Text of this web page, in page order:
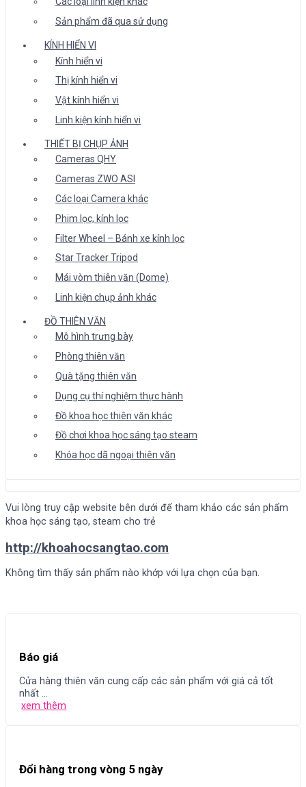
Sản phẩm đã qua sử dụng
KÍNH HIỂN VI
Kính hiển vi
Thị kính hiển vi
Vật kính hiển vi
Linh kiện kính hiển vi
THIẾT BỊ CHỤP ẢNH
Cameras QHY
Cameras ZWO ASI
Các loại Camera khác
Phim lọc, kính lọc
Filter Wheel – Bánh xe kính lọc
Star Tracker Tripod
Mái vòm thiên văn (Dome)
Linh kiện chụp ảnh khác
ĐỒ THIÊN VĂN
Mô hình trưng bày
Phòng thiên văn
Quà tặng thiên văn
Dụng cụ thí nghiệm thực hành
Đồ khoa học thiên văn khác
Đồ chơi khoa học sáng tạo steam
Khóa học dã ngoại thiên văn
Vui lòng truy cập website bên dưới để tham khảo các sản phẩm
khoa học sáng tạo, steam cho trẻ
http://khoahocsangtao.com
Không tìm thấy sản phẩm nào khớp với lựa chọn của bạn.
Báo giá
Cửa hàng thiên văn cung cấp các sản phẩm với giá cả tốt
nhất ...
xem thêm
Đổi hàng trong vòng 5 ngày